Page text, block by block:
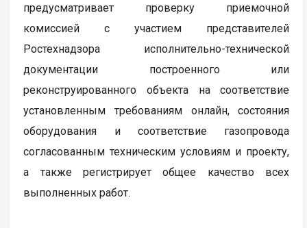
предусматривает проверку приемочной
комиссией с участием представителей
Ростехнадзора исполнительно-технической
документации построенного или
реконструированного объекта на соответствие
установленным требованиям онлайн, состояния
оборудования и соответствие газопровода
согласованным техническим условиям и проекту,
а также регистрирует общее качество всех
выполненных работ.